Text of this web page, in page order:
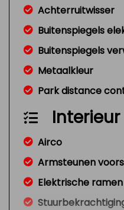
Achterruitwisser
Buitenspiegels
Buitenspiegels
Metaalkleur
Park distance
Interieur
Airco
Armsteunen
Elektrische